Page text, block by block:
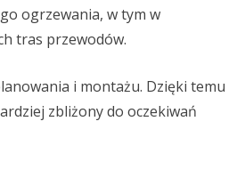
ogrzewania, w tym w
tras przewodów.
i montażu. Dzięki temu
zbliżony do oczekiwań